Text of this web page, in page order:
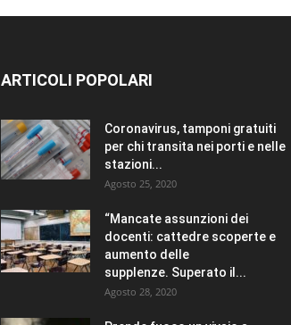
ARTICOLI POPOLARI
Coronavirus, tamponi gratuiti
per chi transita nei porti e nelle
stazioni...
Agosto 25, 2020
“Mancate assunzioni dei
docenti: cattedre scoperte e
aumento delle
supplenze. Superato il...
Agosto 28, 2020